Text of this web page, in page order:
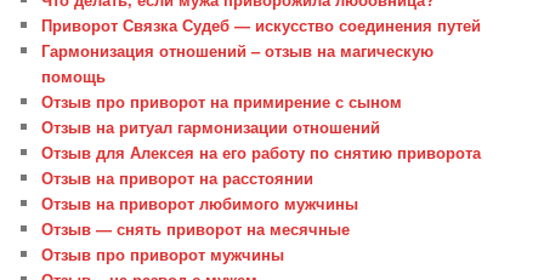
Приворот Связка Судеб — искусство соединения путей
Гармонизация отношений – отзыв на магическую
помощь
Отзыв про приворот на примирение с сыном
Отзыв на ритуал гармонизации отношений
Отзыв для Алексея на его работу по снятию приворота
Отзыв на приворот на расстоянии
Отзыв на приворот любимого мужчины
Отзыв — снять приворот на месячные
Отзыв про приворот мужчины